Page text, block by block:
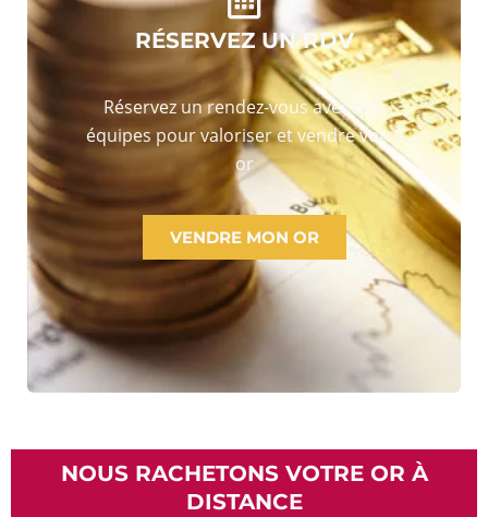
RÉSERVEZ UN RDV
Réservez un rendez-vous avec nos
équipes pour valoriser et vendre votre
or
VENDRE MON OR
NOUS RACHETONS VOTRE OR À
DISTANCE